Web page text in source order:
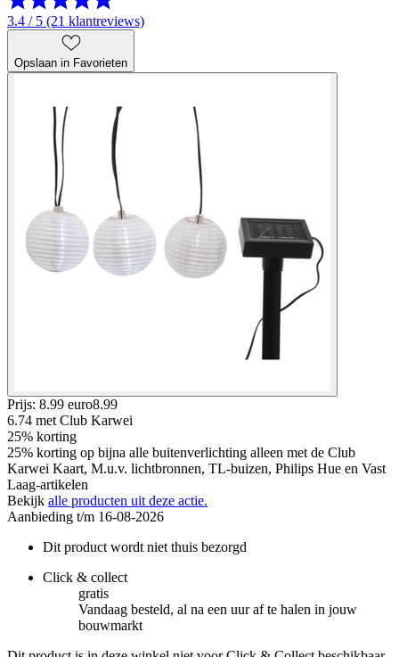
3.4 / 5 (21 klantreviews)
Opslaan in Favorieten
Prijs: 8.99 euro8.99
6.74 met Club Karwei
25% korting
25% korting op bijna alle buitenverlichting alleen met de Club
Karwei Kaart, M.u.v. lichtbronnen, TL-buizen, Philips Hue en Vast
Laag-artikelen
Bekijk alle producten uit deze actie.
Aanbieding t/m 16-08-2026
Dit product wordt niet thuis bezorgd
Click & collect
gratis
Vandaag besteld, al na een uur af te halen in jouw
bouwmarkt